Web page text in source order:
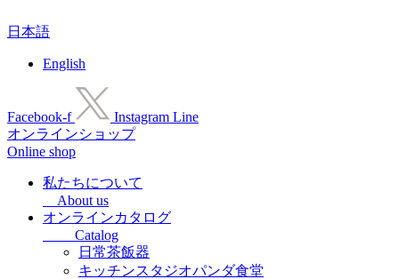
ン
ス
キ
日本語
English
Facebook-f Instagram Line
オンラインショップ
Online shop
私たちについて
About us
オンラインカタログ
Catalog
日常茶飯器
キッチンスタジオパンダ食堂